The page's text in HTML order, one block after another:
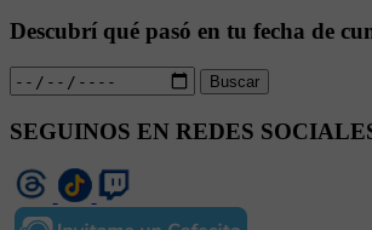
Descubrí qué pasó en tu fecha de
Buscar
SEGUINOS EN REDES